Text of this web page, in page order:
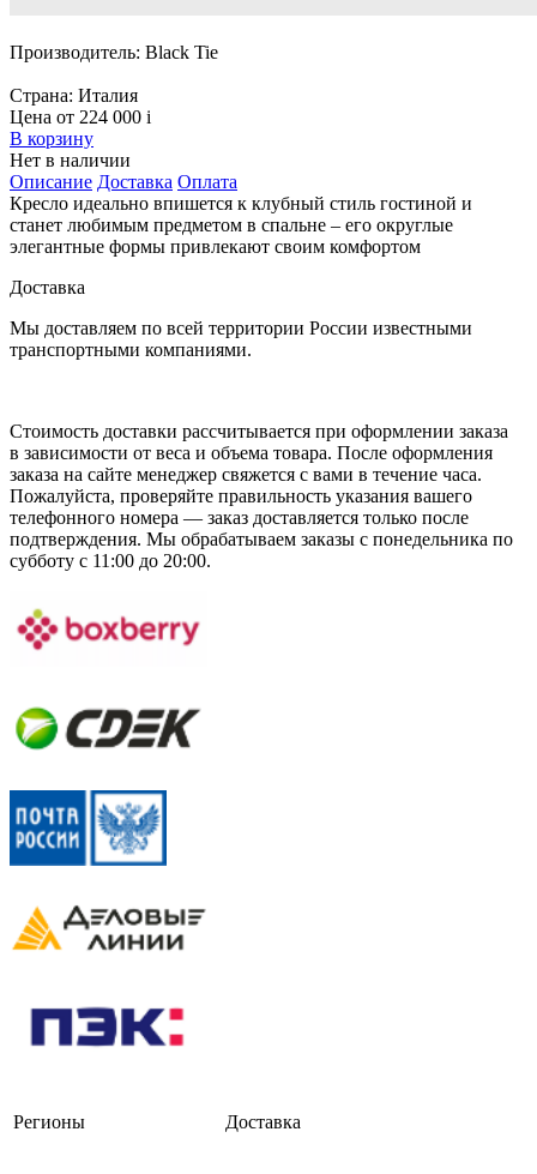
Производитель: Black Tie
Страна: Италия
Цена от 224 000 i
В корзину
Нет в наличии
Описание Доставка Оплата
Кресло идеально впишется к клубный стиль гостиной и
станет любимым предметом в спальне – его округлые
элегантные формы привлекают своим комфортом
Доставка
Мы доставляем по всей территории России известными
транспортными компаниями.
Стоимость доставки рассчитывается при оформлении заказа
в зависимости от веса и объема товара. После оформления
заказа на сайте менеджер свяжется с вами в течение часа.
Пожалуйста, проверяйте правильность указания вашего
телефонного номера — заказ доставляется только после
подтверждения. Мы обрабатываем заказы с понедельника по
субботу с 11:00 до 20:00.
Регионы Доставка